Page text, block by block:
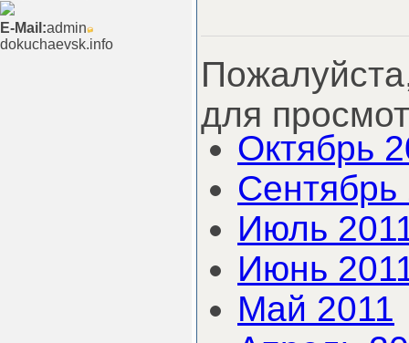
E-Mail:admin
dokuchaevsk.info
для
Октябрь
Сентябрь
Июль
Июнь
Май 2011